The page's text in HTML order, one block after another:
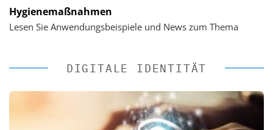
Hygienemaßnahmen
Lesen Sie Anwendungsbeispiele und News zum Thema
DIGITALE IDENTITÄT